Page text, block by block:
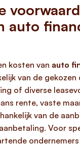
auto
kosten van auto
van de
of diverse
rente, vaste
van de
Voor